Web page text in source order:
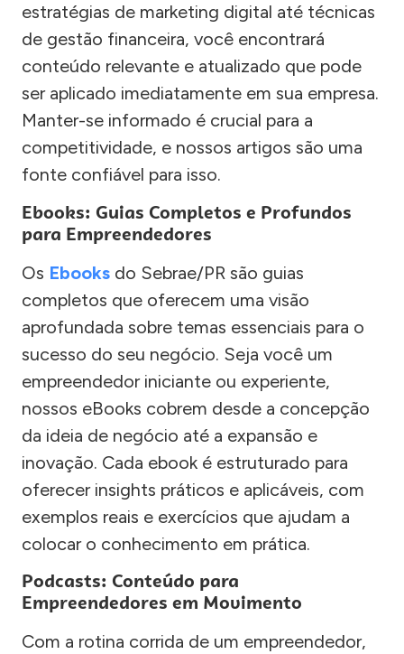
estratégias de marketing digital até técnicas
de gestão financeira, você encontrará
conteúdo relevante e atualizado que pode
ser aplicado imediatamente em sua empresa.
Manter-se informado é crucial para a
competitividade, e nossos artigos são uma
fonte confiável para isso.
Ebooks: Guias Completos e Profundos
para Empreendedores
Os Ebooks do Sebrae/PR são guias
completos que oferecem uma visão
aprofundada sobre temas essenciais para o
sucesso do seu negócio. Seja você um
empreendedor iniciante ou experiente,
nossos eBooks cobrem desde a concepção
da ideia de negócio até a expansão e
inovação. Cada ebook é estruturado para
oferecer insights práticos e aplicáveis, com
exemplos reais e exercícios que ajudam a
colocar o conhecimento em prática.
Podcasts: Conteúdo para
Empreendedores em Movimento
Com a rotina corrida de um empreendedor,